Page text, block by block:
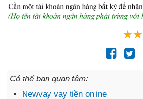
Có thể bạn quan tâm:
Newvay vay tiền online